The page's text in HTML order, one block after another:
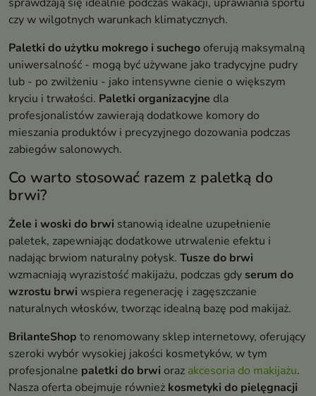
czy w wilgotnych warunkach klimatycznych.
Paletki do użytku mokrego i suchegooferują maksymalną
uniwersalność - mogą być używane jako tradycyjne pudry
lub - po zwilżeniu - jako intensywne cienie o większym
kryciu i trwałości. Paletki organizacyjne dla
profesjonalistów zawierają dodatkowe komory do
mieszania produktów i precyzyjnego dozowania podczas
zabiegów salonowych.
Co warto stosować razem z paletką do
brwi?
Żele i woski do brwi stanowią idealne uzupełnienie
paletek, zapewniając dodatkowe utrwalenie efektu i
nadając brwiom naturalny połysk. Tusze do brwi
wzmacniają wyrazistość makijażu, podczas gdyserum do
wzrostu brwi wspiera regenerację i zagęszczanie
naturalnych włosków, tworząc idealną bazę pod makijaż.
BrilanteShop to renomowany sklep internetowy, oferujący
szeroki wybór wysokiej jakości kosmetyków, w tym
profesjonalne paletki do brwi oraz akcesoria do makijażu.
Nasza oferta obejmuje również kosmetyki do pielęgnacji